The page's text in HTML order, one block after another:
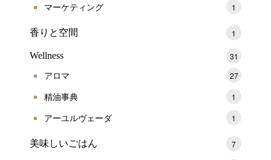
マーケティング 1
香りと空間 1
Wellness 31
アロマ 27
精油事典 1
アーユルヴェーダ 1
美味しいごはん 7